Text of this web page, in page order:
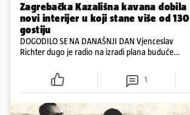
Zagrebačka Kazališna kavana dobila
novi interijer u koji stane više od 130
gostiju
DOGODILO SE NA DANAŠNJI DAN Vjenceslav
Richter dugo je radio na izradi plana buduće
poduzeće Mosor i želje Zagrepčana
1